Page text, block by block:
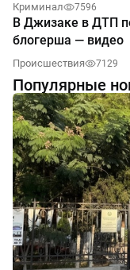
Криминал 7596
В Джизаке в ДТП
блогерша — видео
Происшествия 7129
Популярные